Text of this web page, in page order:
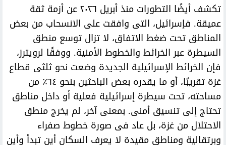
تكشف أيضًا التطورات منذ أبريل ٢٠٢٦ عن أزمة ثقة
عميقة. فإسرائيل، التى وافقت على الانسحاب من بعض
المناطق تحت ضغط الاتفاق، لا تزال توسع منطق
السيطرة عبر الخرائط والخطوط الأمنية. ووفقًا لرويترز،
فإن الخرائط الإسرائيلية الجديدة وضعت نحو ثلثى قطاع
غزة تقريبًا، أو ما يقدره بعض الباحثين بنحو ٦٤٪ من
مساحته، تحت سيطرة إسرائيلية فعلية أو داخل مناطق
تحتاج إلى تنسيق أمنى. بمعنى آخر، لم يخرج منطق
الاحتلال من غزة، بل عاد فى صورة خطوط صفراء
وبرتقالية ومناطق مقيدة لا يعرف السكان أين تبدأ وأين